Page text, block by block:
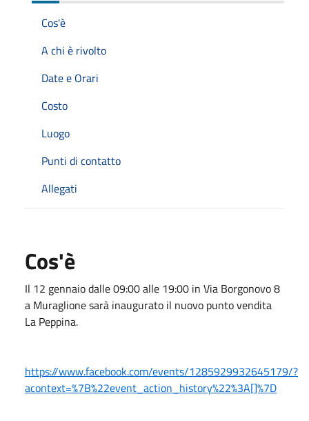
Cos'è
A chi è rivolto
Date e Orari
Costo
Luogo
Punti di contatto
Allegati
Cos'è
Il 12 gennaio dalle 09:00 alle 19:00 in Via Borgonovo 8
a Muraglione sarà inaugurato il nuovo punto vendita
La Peppina.
https://www.facebook.com/events/1285929932645179/?
acontext=%7B%22event_action_history%22%3A[]%7D